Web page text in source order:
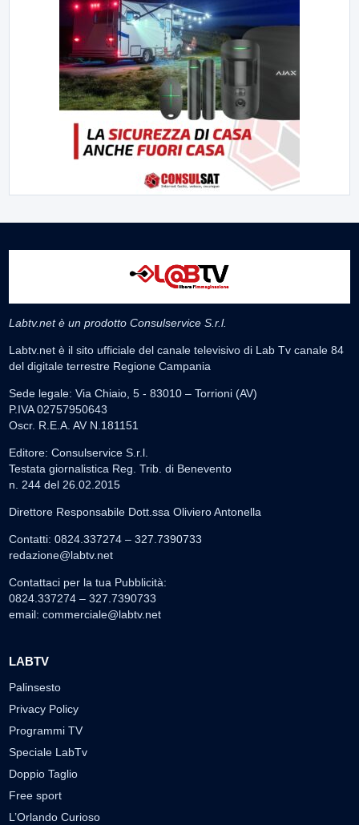
Labtv.net è un prodotto Consulservice S.r.l.
Labtv.net è il sito ufficiale del canale televisivo di Lab Tv canale 84
del digitale terrestre Regione Campania
Sede legale: Via Chiaio, 5 - 83010 – Torrioni (AV)
P.IVA 02757950643
Oscr. R.E.A. AV N.181151
Editore: Consulservice S.r.l.
Testata giornalistica Reg. Trib. di Benevento
n. 244 del 26.02.2015
Direttore Responsabile Dott.ssa Oliviero Antonella
Contatti: 0824.337274 – 327.7390733
redazione@labtv.net
Contattaci per la tua Pubblicità:
0824.337274 – 327.7390733
email: commerciale@labtv.net
LABTV
Palinsesto
Privacy Policy
Programmi TV
Speciale LabTv
Doppio Taglio
Free sport
L’Orlando Curioso